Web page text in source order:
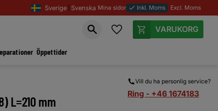
Sverige Svenska Mina sidor done Inkl. Moms Excl. Moms
Vill du ha personlig service?
Ring - +46 1674183
Favoriter
Kundvagn
Öppettider
L=210 mm